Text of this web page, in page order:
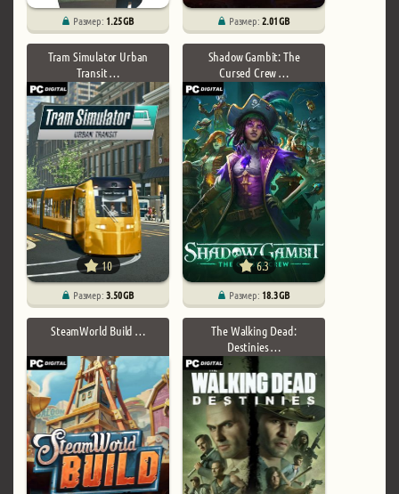
Размер: 1.25 GB Размер:2.01 GB
Tram Simulator Urban
Transit …
10
Размер:3.50 GB
Shadow Gambit: The
Cursed Crew …
6.3
Размер: 18.3 GB
SteamWorld Build …
The Walking Dead:
Destinies …